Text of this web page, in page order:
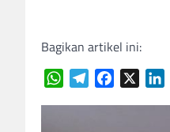
Bagikan artikel ini:
WhatsAppTelegramFacebook